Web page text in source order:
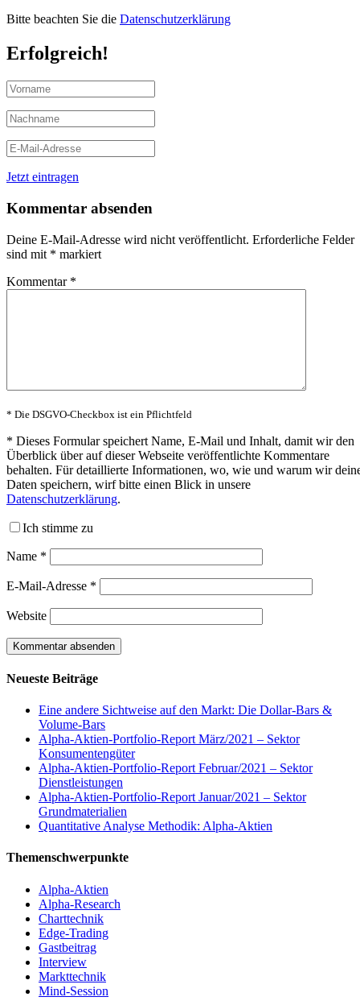
Bitte beachten Sie die Datenschutzerklärung
Erfolgreich!
Jetzt eintragen
Kommentar absenden
Deine E-Mail-Adresse wird nicht veröffentlicht. Erforderliche Felder
sind mit * markiert
Kommentar *
* Die DSGVO-Checkbox ist ein Pflichtfeld
* Dieses Formular speichert Name, E-Mail und Inhalt, damit wir den
Überblick über auf dieser Webseite veröffentlichte Kommentare
behalten. Für detaillierte Informationen, wo, wie und warum wir
Daten speichern, wirf bitte einen Blick in unsere
Datenschutzerklärung.
Ich stimme zu
Name *
E-Mail-Adresse *
Website
Neueste Beiträge
Eine andere Sichtweise auf den Markt: Die Dollar-Bars &
Volume-Bars
Alpha-Aktien-Portfolio-Report März/2021 – Sektor
Konsumentengüter
Alpha-Aktien-Portfolio-Report Februar/2021 – Sektor
Dienstleistungen
Alpha-Aktien-Portfolio-Report Januar/2021 – Sektor
Grundmaterialien
Quantitative Analyse Methodik: Alpha-Aktien
Themenschwerpunkte
Alpha-Aktien
Alpha-Research
Charttechnik
Edge-Trading
Gastbeitrag
Interview
Markttechnik
Mind-Session